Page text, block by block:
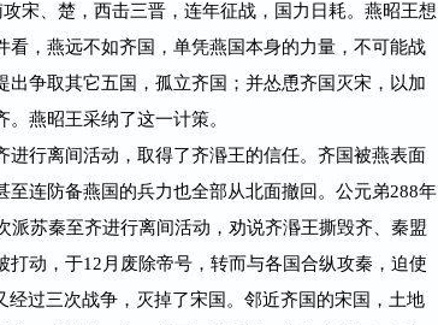
、楚，西击三晋，连年征战，国力日耗。燕昭王想
，燕远不如齐国，单凭燕国本身的力量，不可能战
争取其它五国，孤立齐国；并怂恿齐国灭宋，以加
燕昭王采纳了这一计策。
行离间活动，取得了齐湣王的信任。齐国被燕表面
连防备燕国的兵力也全部从北面撤回。公元弟288年
派苏秦至齐进行离间活动，劝说齐湣王撕毁齐、秦盟
动，于12月废除帝号，转而与各国合纵攻秦，迫使
过三次战争，灭掉了宋国。邻近齐国的宋国，土地